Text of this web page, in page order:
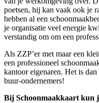
poetsen, hij kan vaak ook je
hebben al een
je organisatie veel energie
verstandig om om een
Als ZZP’er met maar een
een professioneel
kantoor eigenaren. Het is
buur-ondernemers!
Bij Schoonmaakkaart kun